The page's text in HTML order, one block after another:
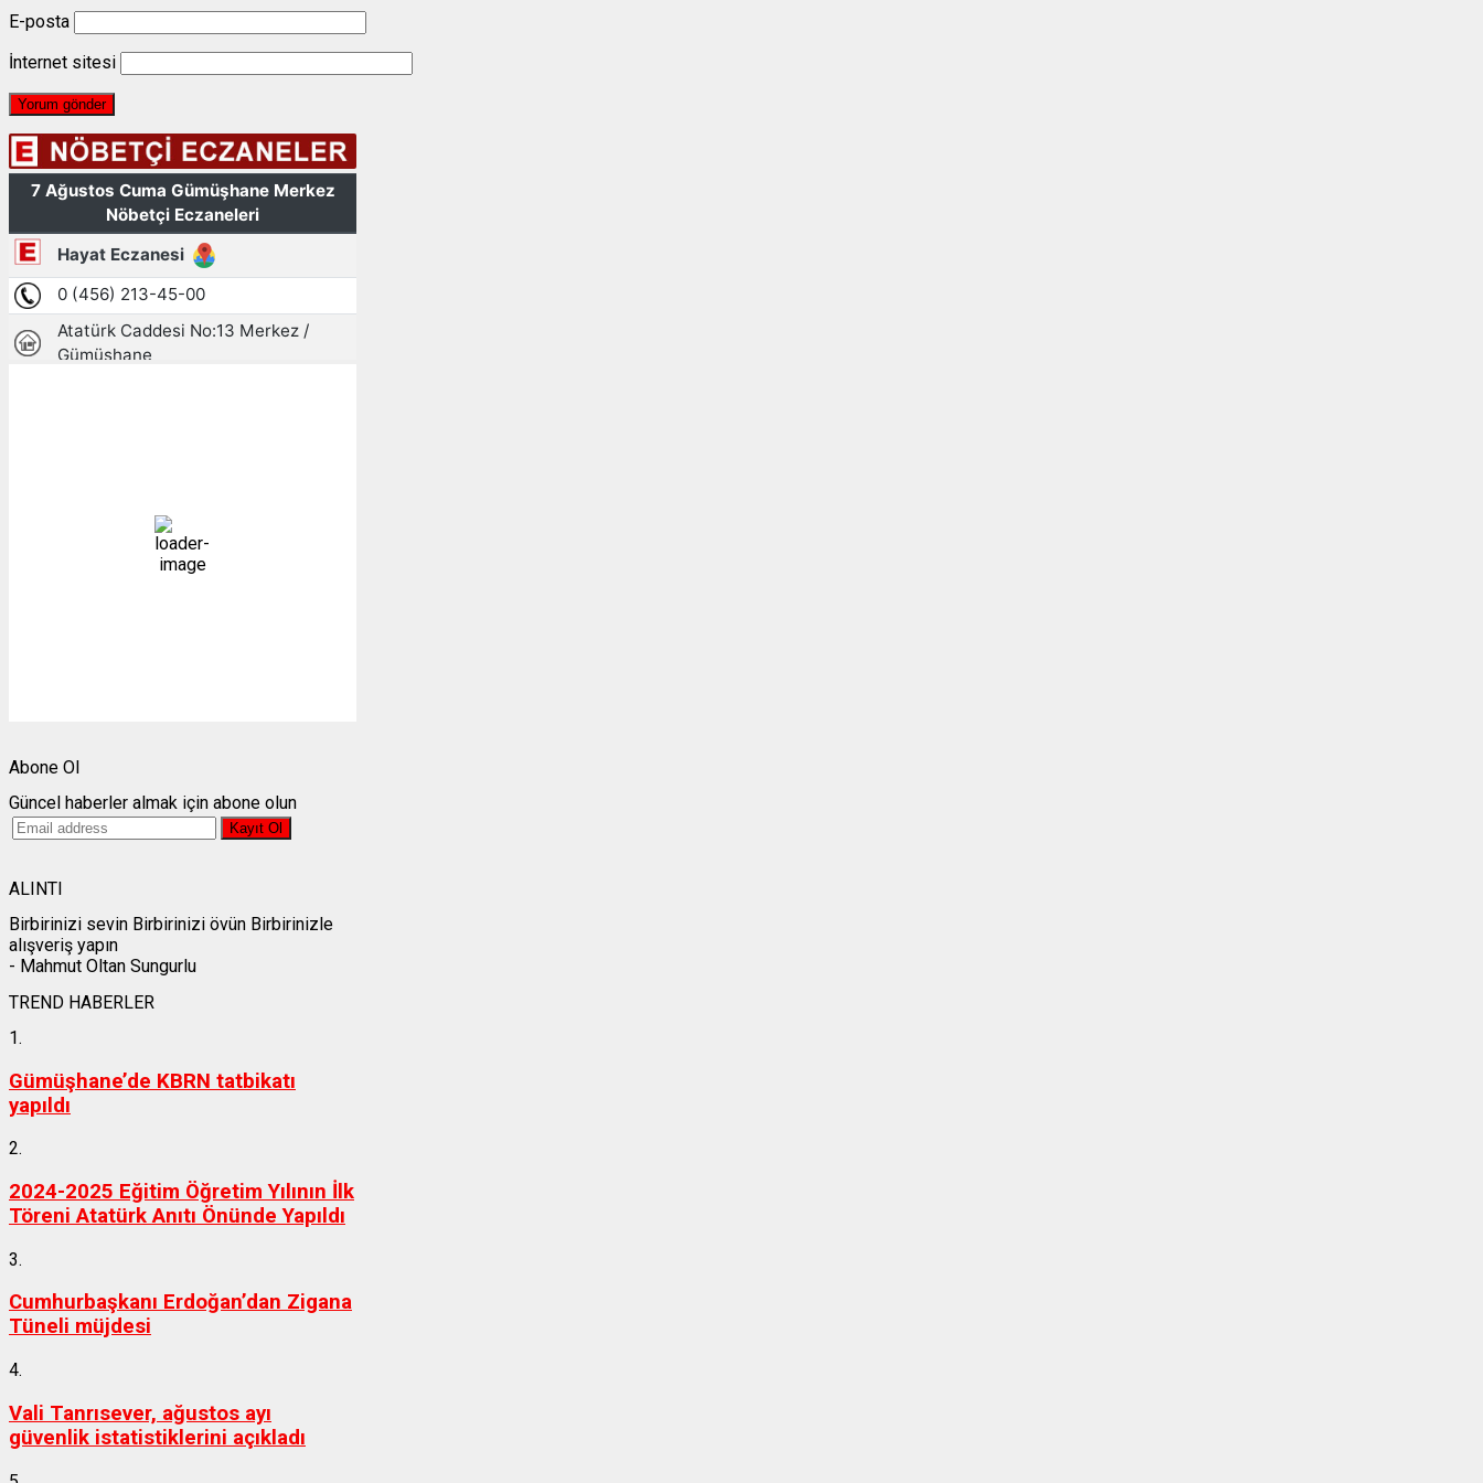
E-posta
İnternet sitesi
20 %
1004 mb
Abone Ol
Güncel haberler almak için abone olun
ALINTI
Birbirinizi sevin Birbirinizi övün Birbirinizle
alışveriş yapın
- Mahmut Oltan Sungurlu
TREND HABERLER
1.
Gümüşhane’de KBRN tatbikatı
yapıldı
2.
2024-2025 Eğitim Öğretim Yılının İlk
Töreni Atatürk Anıtı Önünde Yapıldı
3.
Cumhurbaşkanı Erdoğan’dan Zigana
Tüneli müjdesi
4.
Vali Tanrısever, ağustos ayı
güvenlik istatistiklerini açıkladı